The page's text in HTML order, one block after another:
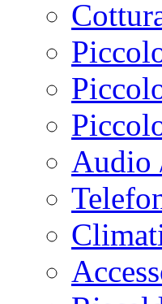
Audio